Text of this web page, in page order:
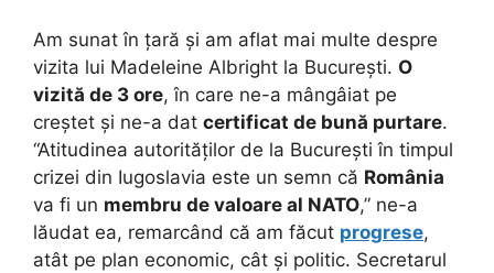
Am sunat în țară și am aflat mai multe despre
vizita lui Madeleine Albright la București. O
vizită de 3 ore, în care ne-a mângâiat pe
creștet și ne-a dat certificat de bună purtare.
“Atitudinea autorităților de la București în timpul
crizei din Iugoslavia este un semn că România
va fi un membru de valoare al NATO,” ne-a
lăudat ea, remarcând că am făcut progrese,
atât pe plan economic, cât și politic. Secretarul